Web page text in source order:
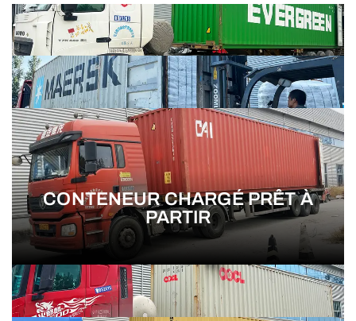
CONTENEUR CHARGÉ PRÊT À
PARTIR